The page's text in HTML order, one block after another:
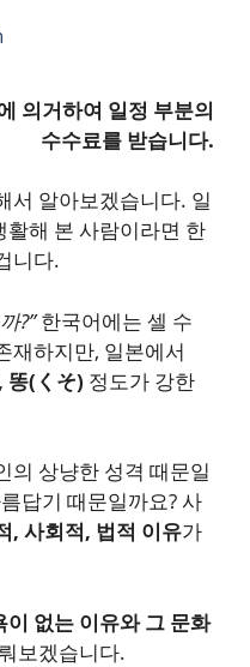
의거하여 일정 부분의
수수료를 받습니다.
서 알아보겠습니다. 일
해 본 사람이라면 한
니다.
?”한국어에는 셀 수
재하지만, 일본에서
똥(くそ) 정도가 강한
의 상냥한 성격 때문일
답기 때문일까요? 사
, 사회적, 법적 이유가
이 없는 이유와 그 문화
보겠습니다.